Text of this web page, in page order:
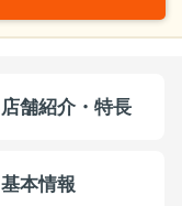
店舗紹介・特長
基本情報